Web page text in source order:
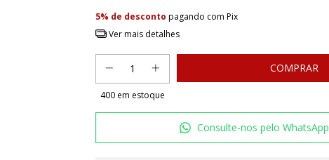
5% de desconto pagando com Pix
Ver mais detalhes
400em estoque
Consulte-nos pelo WhatsApp